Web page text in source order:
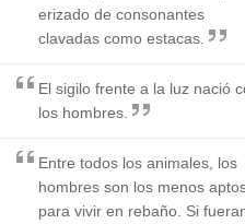
erizado de consonantes
clavadas como estacas.
El sigilo frente a la luz nació
los hombres.
Entre todos los animales, los
hombres son los menos
para vivir en rebaño. Si